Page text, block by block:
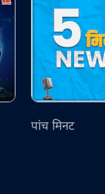
पांच मिनट